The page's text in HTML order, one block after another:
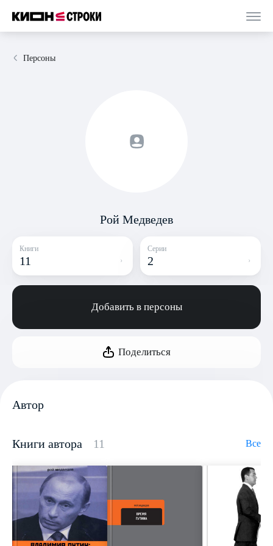
Персоны
Рой Медведев
Книги
11
Серии
2
Добавить в персоны
Поделиться
Автор
Книги автора 11 Все